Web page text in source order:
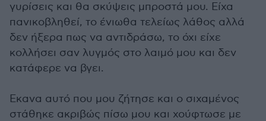
γυρίσεις και θα σκύψεις μπροστά μου. Είχα
πανικοβληθεί, το ένιωθα τελείως λάθος αλλά
δεν ήξερα πως να αντιδράσω, το όχι είχε
κολλήσει σαν λυγμός στο λαιμό μου και δεν
κατάφερε να βγει.
Εκανα αυτό που μου ζήτησε και ο σιχαμένος
στάθηκε ακριβώς πίσω μου και χούφτωσε με